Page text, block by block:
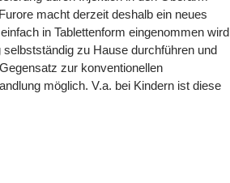
macht derzeit deshalb ein neues
in Tablettenform eingenommen wird
zu Hause durchführen und
zur konventionellen
möglich. V.a. bei Kindern ist diese